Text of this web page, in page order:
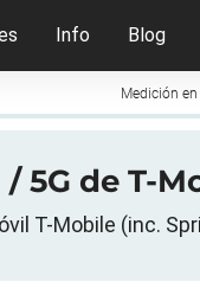
Info Blog
Medición
5G de T-
T-Mobile (inc.